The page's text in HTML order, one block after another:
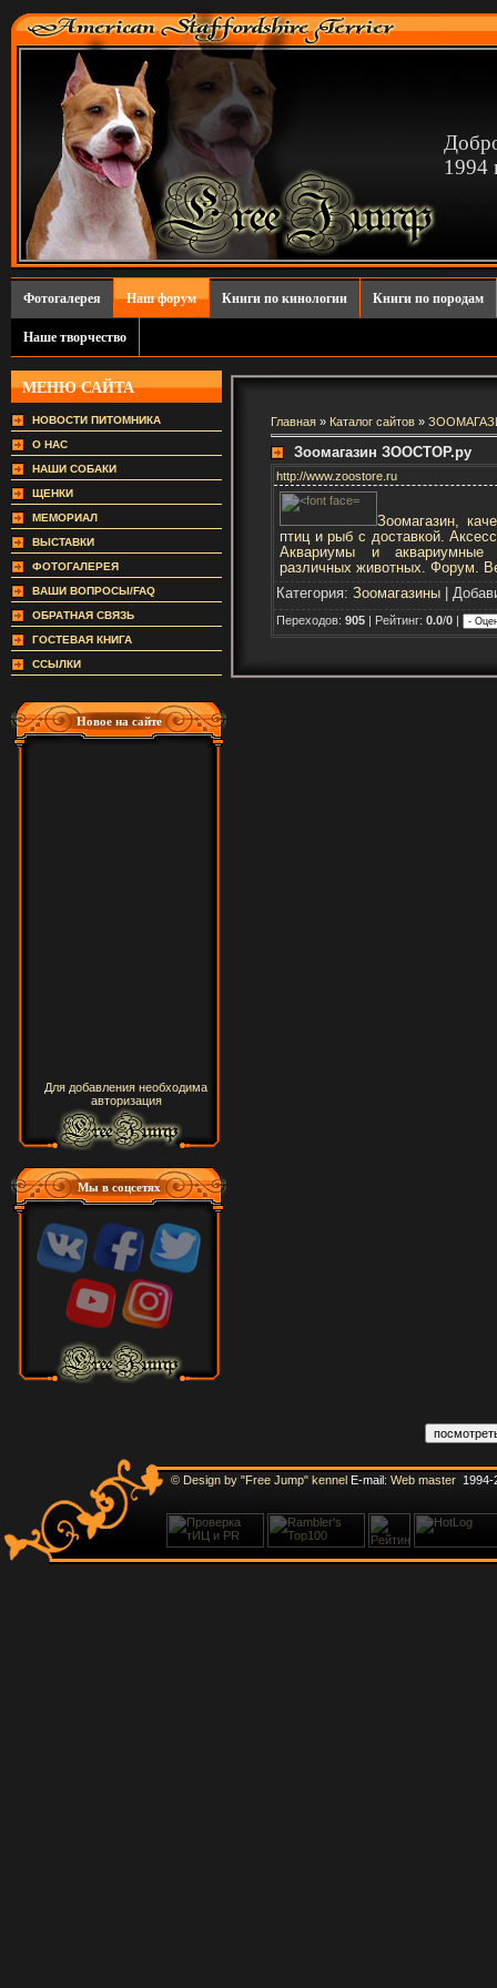
1994
Фотогалерея Наш форум Книги по кинологии Книги по породам
Наше творчество
МЕНЮ САЙТА
НОВОСТИ ПИТОМНИКА
О НАС
НАШИ СОБАКИ
ЩЕНКИ
МЕМОРИАЛ
ВЫСТАВКИ
ФОТОГАЛЕРЕЯ
ВАШИ ВОПРОСЫ/FAQ
ОБРАТНАЯ СВЯЗЬ
ГОСТЕВАЯ КНИГА
ССЫЛКИ
Новое на сайте
Для добавления необходима
авторизация
Мы в соцсетях
Главная » Каталог сайтов »
Зоомагазин ЗООСТОР.ру
http://www.zoostore.ru
Зоомагазин,
птиц и рыб с доставкой.
Аквариумы и аквариумные
различных животных. Форум.
Категория: Зоомагазины |
Переходов: 905 | Рейтинг: 0.0/0 |
© Design by "Free Jump" kennelE-mail: Web master